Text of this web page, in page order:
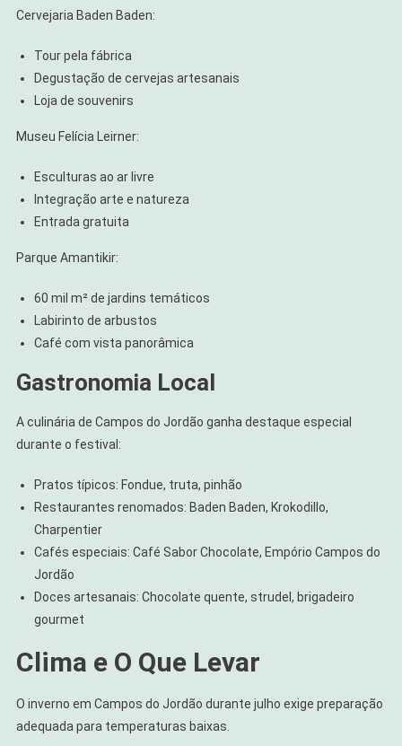
Cervejaria Baden Baden:
Tour pela fábrica
Degustação de cervejas artesanais
Loja de souvenirs
Museu Felícia Leirner:
Esculturas ao ar livre
Integração arte e natureza
Entrada gratuita
Parque Amantikir:
60 mil m² de jardins temáticos
Labirinto de arbustos
Café com vista panorâmica
Gastronomia Local
A culinária de Campos do Jordão ganha destaque especial
durante o festival:
Pratos típicos: Fondue, truta, pinhão
Restaurantes renomados: Baden Baden, Krokodillo,
Charpentier
Cafés especiais: Café Sabor Chocolate, Empório Campos do
Jordão
Doces artesanais: Chocolate quente, strudel, brigadeiro
gourmet
Clima e O Que Levar
O inverno em Campos do Jordão durante julho exige preparação
adequada para temperaturas baixas.